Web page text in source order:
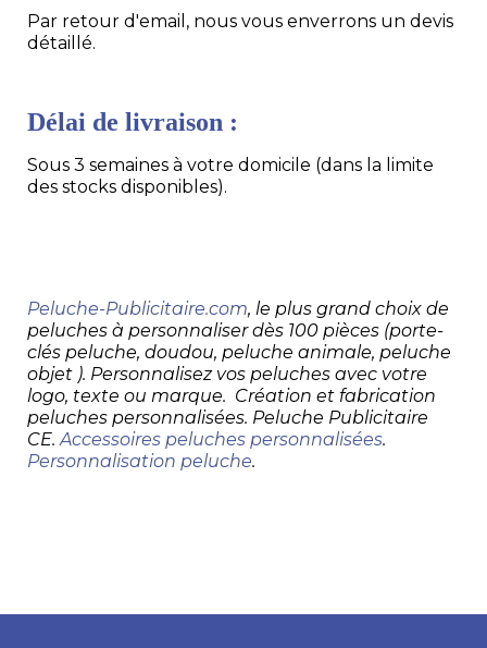
Par retour d'email, nous vous enverrons un devis
détaillé.
Délai de livraison :
Sous 3 semaines à votre domicile (dans la limite
des stocks disponibles).
Peluche-Publicitaire.com, le plus grand choix de
peluches à personnaliser dès 100 pièces (porte-
clés peluche, doudou, peluche animale, peluche
objet ). Personnalisez vos peluches avec votre
logo, texte ou marque. Création et fabrication
peluches personnalisées. Peluche Publicitaire
CE. Accessoires peluches personnalisées.
Personnalisation peluche.